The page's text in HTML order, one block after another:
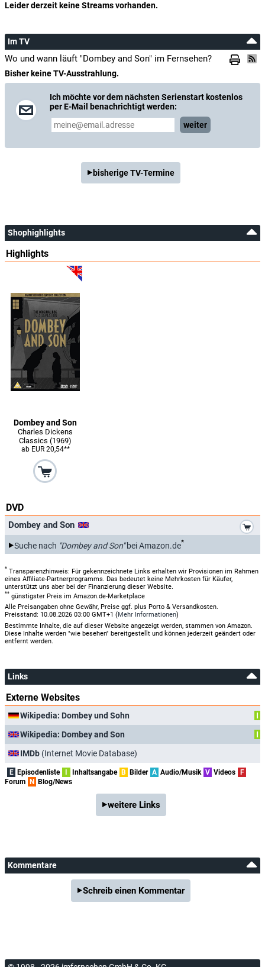
Leider derzeit keine Streams vorhanden.
Im TV
Wo und wann läuft "Dombey and Son" im Fernsehen?
Bisher keine TV-Ausstrahlung.
Ich möchte vor dem nächsten Serienstart kostenlos
per E-Mail benachrichtigt werden:
weiter
bisherige TV-Termine
Shophighlights
Highlights
Dombey and Son
Charles Dickens
Classics (1969)
ab EUR 20,54**
DVD
Dombey and Son
Suche nach "Dombey and Son"bei Amazon.de*
* Transparenzhinweis: Für gekennzeichnete Links erhalten wir Provisionen im Rahmen
eines Affiliate-Partnerprogramms. Das bedeutet keine Mehrkosten für Käufer,
unterstützt uns aber bei der Finanzierung dieser Website.
** günstigster Preis im Amazon.de-Marketplace
Alle Preisangaben ohne Gewähr, Preise ggf. plus Porto & Versandkosten.
Preisstand: 10.08.2026 03:00 GMT+1 (Mehr Informationen)
Bestimmte Inhalte, die auf dieser Website angezeigt werden, stammen von Amazon.
Diese Inhalte werden "wie besehen" bereitgestellt und können jederzeit geändert oder
entfernt werden.
Links
Externe Websites
Wikipedia: Dombey und Sohn
I
Wikipedia: Dombey and Son
I
IMDb (Internet Movie Database)
E Episodenliste Inhaltsangabe B Bilder A Audio/Musik V Videos
F
Forum
N Blog/News
weitere Links
Kommentare
Schreib einen Kommentar